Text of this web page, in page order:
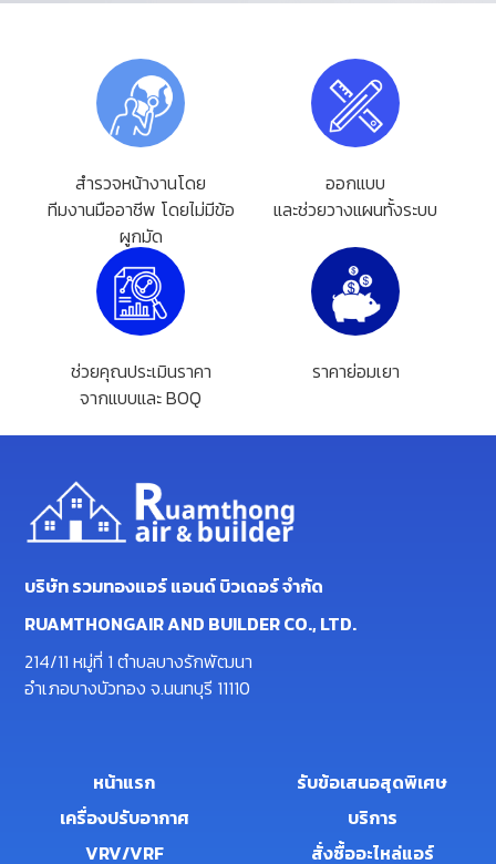
สำรวจหน้างานโดย
ทีมงานมืออาชีพ โดยไม่มีข้อ
ผูกมัด
ออกแบบ
และช่วยวางแผนทั้งระบบ
ช่วยคุณประเมินราคา
จากแบบและ BOQ
ราคาย่อมเยา
บริษัท รวมทองแอร์ แอนด์ บิวเดอร์ จำกัด
RUAMTHONGAIR AND BUILDER CO., LTD.
214/11 หมู่ที่ 1 ตำบลบางรักพัฒนา
อำเภอบางบัวทอง จ.นนทบุรี 11110
หน้าแรก
เครื่องปรับอากาศ
VRV/VRF
รับข้อเสนอสุดพิเศษ
บริการ
สั่งซื้ออะไหล่แอร์